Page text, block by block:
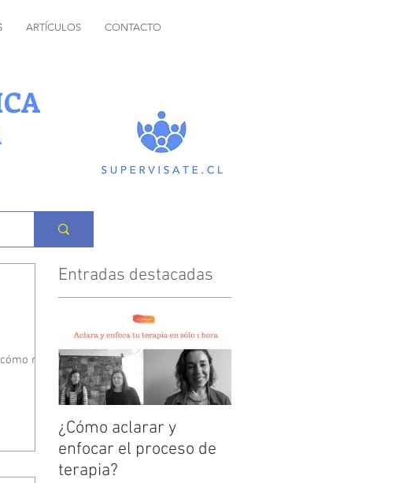
ARTÍCULOS CONTACTO
no
Entradas destacadas
¿Cómo aclarar y
enfocar el proceso de
terapia?